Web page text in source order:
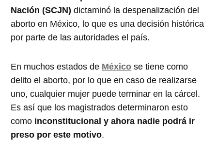
Nación (SCJN)dictaminó la despenalización del
aborto en México, lo que es una decisión histórica
por parte de las autoridades el país.
En muchos estados de México se tiene como
delito el aborto, por lo que en caso de realizarse
uno, cualquier mujer puede terminar en la cárcel.
Es así que los magistrados determinaron esto
como inconstitucional y ahora nadie podrá ir
preso por este motivo.